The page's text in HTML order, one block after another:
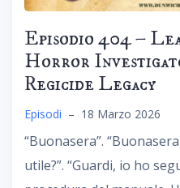
Episodio 404 –
Horror
Regicide Legacy
Episodi – 18 Marzo 2026
“Buonasera”.
utile?”. “Guardi, io ho